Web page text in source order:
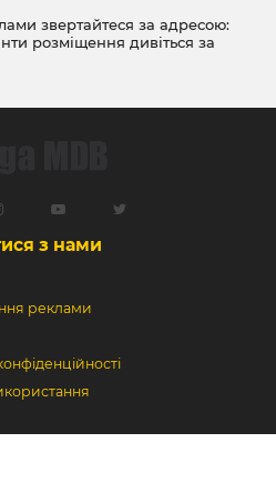
звертайтеся за адресою:
розміщення дивіться за
з нами
реклами